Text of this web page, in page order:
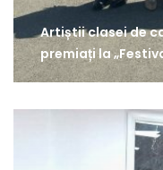
Artiștii clasei de
premiați la